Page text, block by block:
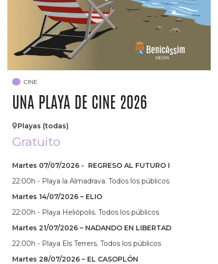
CINE
UNA PLAYA DE CINE 2026
Playas (todas)
Gratuito
Martes 07/07/2026 - REGRESO AL FUTURO I
22:00h - Playa la Almadrava. Todos los públicos
Martes 14/07/2026 – ELIO
22:00h - Playa Heliópolis. Todos los públicos
Martes 21/07/2026 – NADANDO EN LIBERTAD
22:00h - Playa Els Terrers. Todos los públicos
Martes 28/07/2026 – EL CASOPLÓN